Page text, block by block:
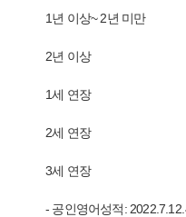
1년 이상~ 2년 미만
2년 이상
1세 연장
2세 연장
3세 연장
- 공인영어성적: